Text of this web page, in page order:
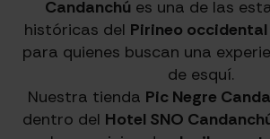
Candanchú es una de las
históricas del Pirineo occidental
para quienes buscan una
de esquí.
Nuestra tienda Pic Negre
dentro del Hotel SNO